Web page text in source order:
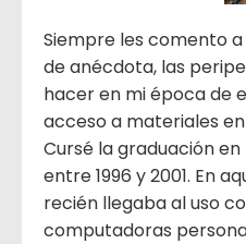
Siempre les comento
de anécdota, las
hacer en mi época de
acceso a materiales
Cursé la graduación en
entre 1996 y 2001. En
recién llegaba al uso
computadoras